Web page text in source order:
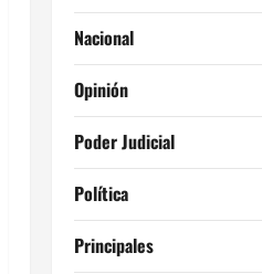
Nacional
Opinión
Poder Judicial
Política
Principales